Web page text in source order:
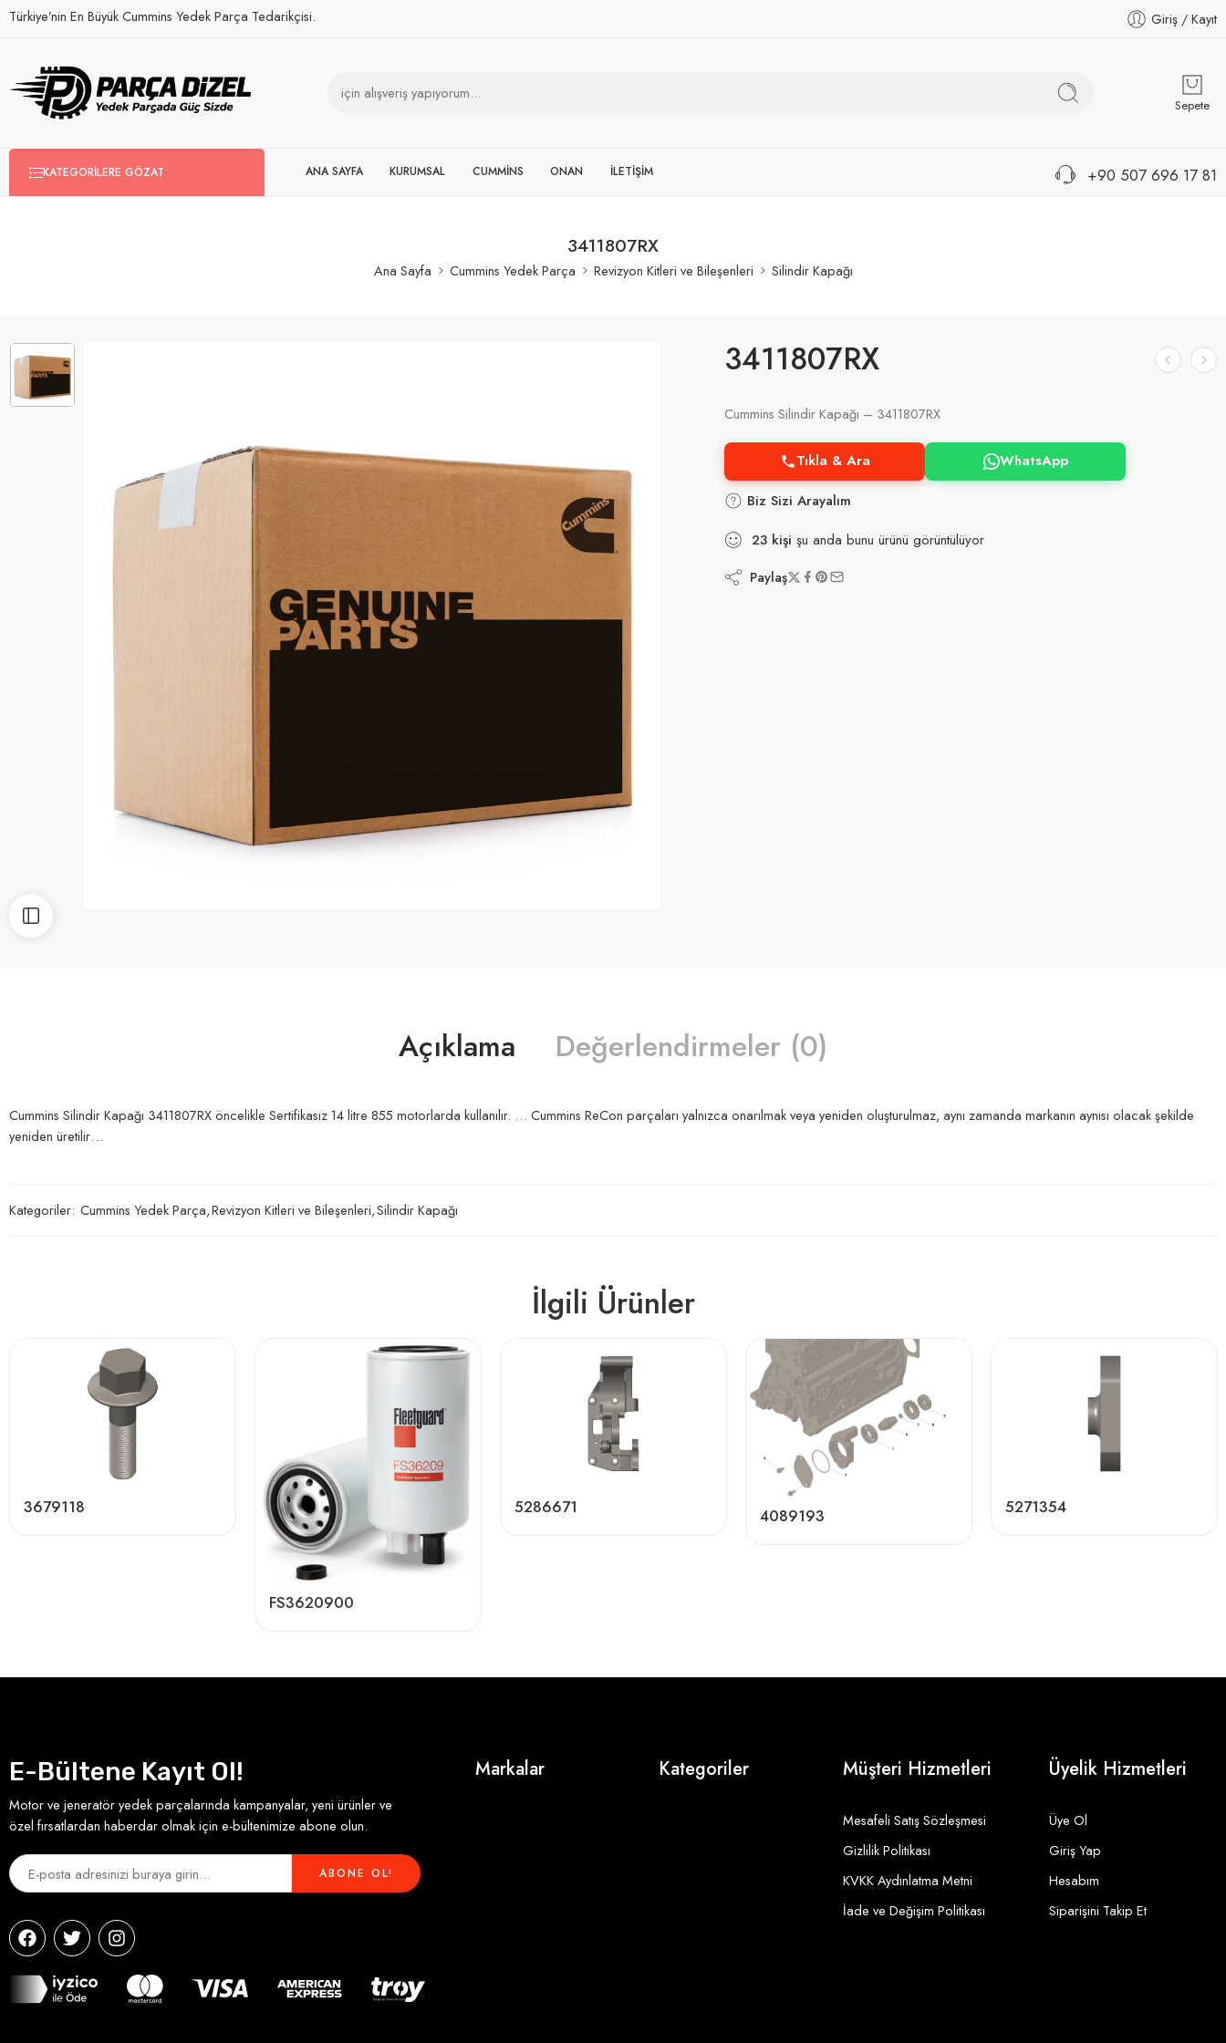
Türkiye’nin En Büyük Cummins Yedek Parça Tedarikçisi. Giriş / Kayıt
Sepete
KATEGORILERE GÖZAT ANA SAYFA KURUMSAL CUMMİNS ONAN İLETİŞİM +90 507 696 17 81
3411807RX
Ana Sayfa Cummins Yedek Parça Revizyon Kitleri ve Bileşenleri Silindir Kapağı
3411807RX
Cummins Silindir Kapağı – 3411807RX
Tıkla & Ara
WhatsApp
Biz Sizi Arayalım
23 kişi şu anda bunu ürünü görüntülüyor
Paylaş
Açıklama Değerlendirmeler (0)
Cummins Silindir Kapağı 3411807RX öncelikle Sertifikasız 14 litre 855 motorlarda kullanılır. … Cummins ReCon parçaları yalnızca onarılmak veya yeniden oluşturulmaz, aynı zamanda markanın aynısı olacak şekilde
yeniden üretilir…
Kategoriler: Cummins Yedek Parça,Revizyon Kitleri ve Bileşenleri,Silindir Kapağı
İlgili Ürünler
3679118
FS3620900
5286671 4089193 5271354
E-Bültene Kayıt Ol!
Motor ve jeneratör yedek parçalarında kampanyalar, yeni ürünler ve
özel fırsatlardan haberdar olmak için e-bültenimize abone olun.
Markalar Kategoriler Müşteri Hizmetleri
Mesafeli Satış Sözleşmesi
Gizlilik Politikası
KVKK Aydınlatma Metni
İade ve Değişim Politikası
Üyelik Hizmetleri
Üye Ol
Giriş Yap
Hesabım
Siparişini Takip Et